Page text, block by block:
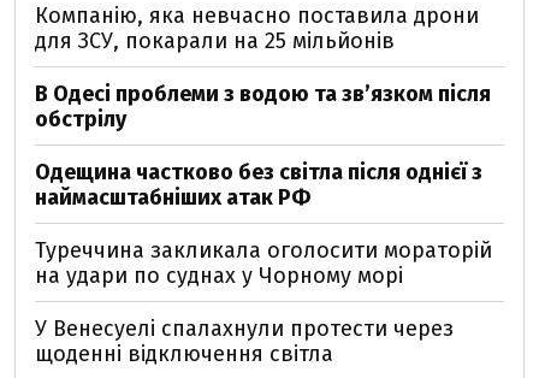
Компанію, яка невчасно поставила дрони
для ЗСУ, покарали на 25 мільйонів
В Одесі проблеми з водою та звʼязком після
обстрілу
Одещина частково без світла після однієї з
наймасштабніших атак РФ
Туреччина закликала оголосити мораторій
на удари по суднах у Чорному морі
У Венесуелі спалахнули протести через
щоденні відключення світла